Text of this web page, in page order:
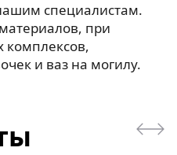
специалистам.
при
комплексов,
и ваз на могилу.